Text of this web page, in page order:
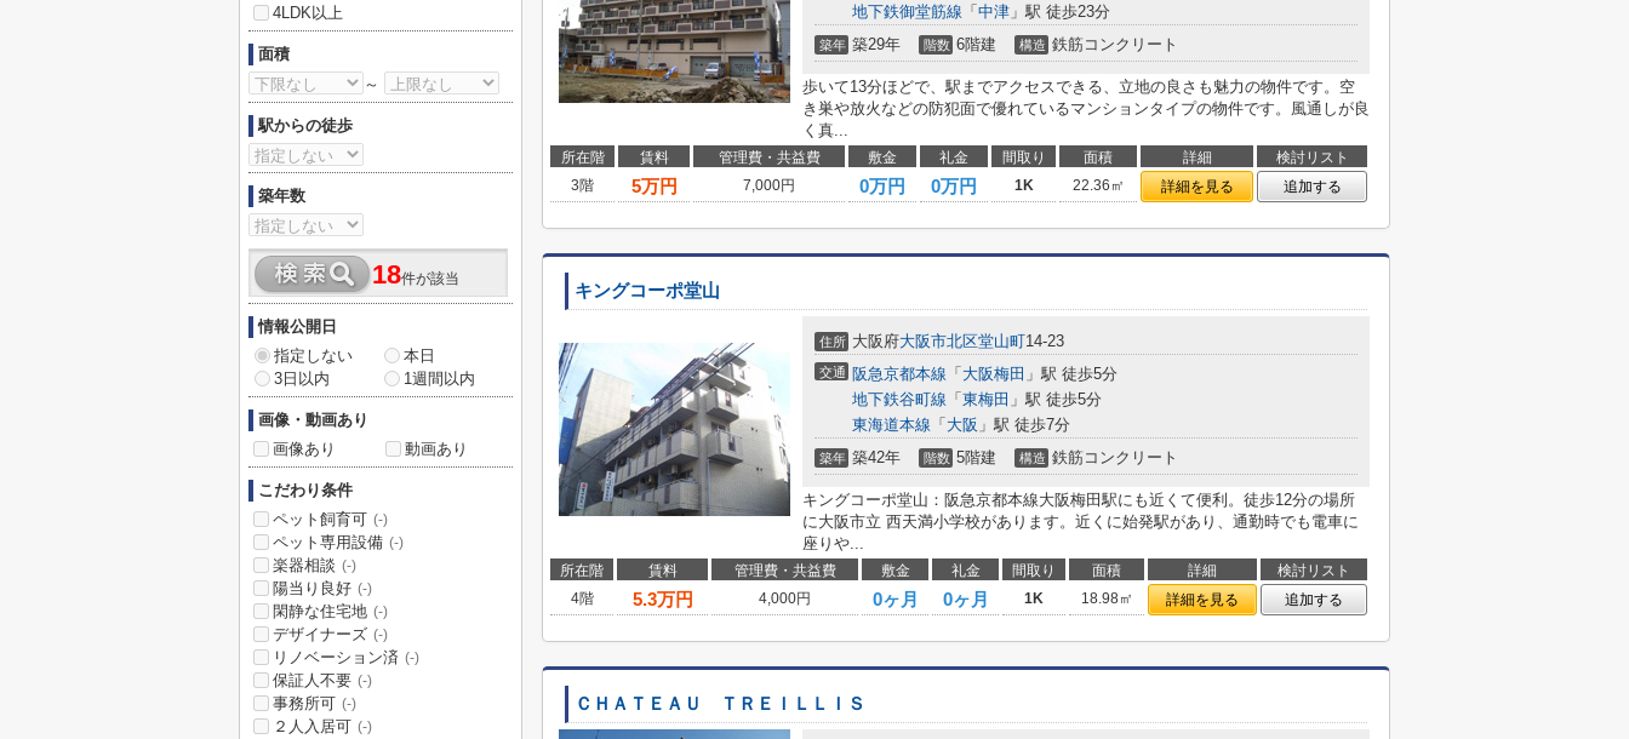
地下鉄御堂筋線 「 中津 」駅 徒歩23分
築年 築29年 階数 6階建 構造 鉄筋コンクリート
歩いて13分ほどで、駅までアクセスできる、立地の良さも魅力の物件です。空
き巣や放火などの防犯面で優れているマンションタイプの物件です。風通しが良
く真...
所在階 賃料 管理費・共益費 敷金 礼金 間取り 面積 詳細
検討リスト
3階
5万円 7,000円 0万円 0万円 1K 22.36㎡ 詳細を見る 追加する
キングコーポ堂山
住所 大阪府大阪市北区堂山町14-23
交通 阪急京都本線 「 大阪梅田 」駅 徒歩5分
地下鉄谷町線 「 東梅田 」駅 徒歩5分
東海道本線 「 大阪 」駅 徒歩7分
築年 築42年 階数 5階建 構造 鉄筋コンクリート
キングコーポ堂山：阪急京都本線大阪梅田駅にも近くて便利。徒歩12分の場所
に大阪市立 西天満小学校があります。近くに始発駅があり、通勤時でも電車に
座りや...
所在階 賃料 管理費・共益費 敷金 礼金 間取り 面積 詳細
検討リスト
4階
5.3万円 4,000円 0ヶ月 0ヶ月 1K 18.98㎡ 詳細を見る 追加する
ＣＨＡＴＥＡＵ ＴＲＥＩＬＬＩＳ
4LDK以上
面積
～
駅からの徒歩
築年数
18件が該当
情報公開日
指定しない
本日
3日以内
1週間以内
画像・動画あり
画像あり
動画あり
こだわり条件
ペット飼育可 (-)
ペット専用設備 (-)
楽器相談 (-)
陽当り良好 (-)
閑静な住宅地 (-)
デザイナーズ (-)
リノベーション済 (-)
保証人不要 (-)
事務所可 (-)
２人入居可 (-)